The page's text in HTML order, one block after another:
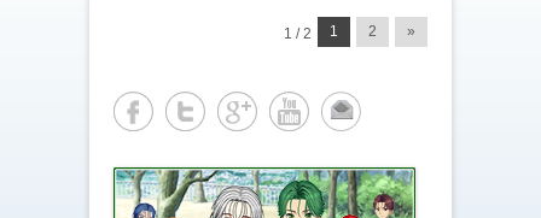
1 / 2 1 2 »